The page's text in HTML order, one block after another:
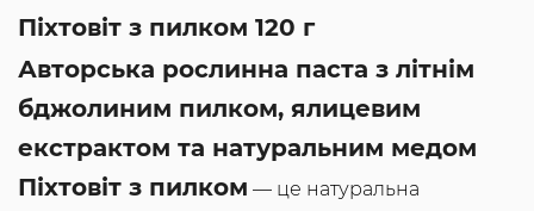
Піхтовіт з пилком 120 г
Авторська рослинна паста з літнім
бджолиним пилком, ялицевим
екстрактом та натуральним медом
Піхтовіт з пилком — це натуральна